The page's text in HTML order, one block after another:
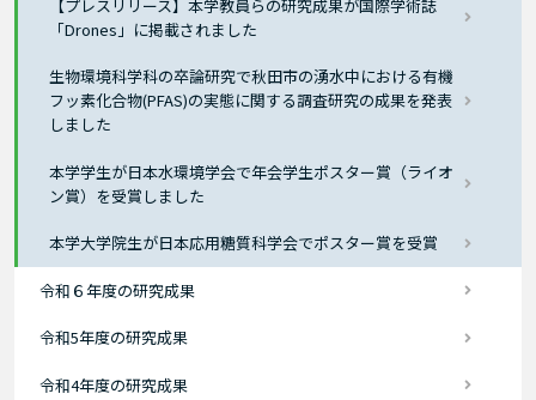
【プレスリリース】本学教員らの研究成果が国際学術誌
「Drones」に掲載されました
生物環境科学科の卒論研究で秋田市の湧水中における有機
フッ素化合物(PFAS)の実態に関する調査研究の成果を発表
しました
本学学生が日本水環境学会で年会学生ポスター賞（ライオ
ン賞）を受賞しました
本学大学院生が日本応用糖質科学会でポスター賞を受賞
令和６年度の研究成果
令和5年度の研究成果
令和4年度の研究成果